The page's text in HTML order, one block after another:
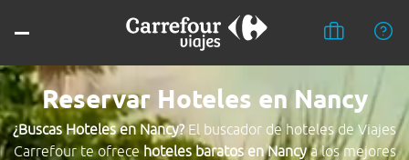
Reservar Hoteles en Nancy
¿Buscas Hoteles en Nancy?El buscador de hoteles de Viajes
Carrefour te ofrecehoteles baratos en Nancya los mejores